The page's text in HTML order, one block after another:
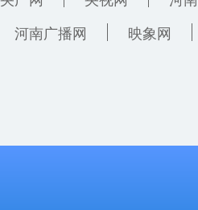
河南广播网 映象网